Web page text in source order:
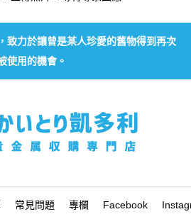
致力於讓曾是某人珍愛的舊物得到再次
使用的機會。
常見問題 專欄 Facebook